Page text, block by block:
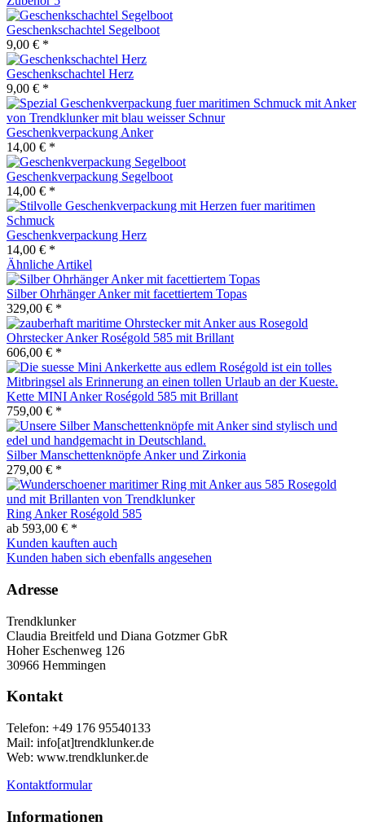
Geschenkschachtel Segelboot
9,00 € *
Geschenkschachtel Herz
9,00 € *
Geschenkverpackung Anker
14,00 € *
Geschenkverpackung Segelboot
14,00 € *
Geschenkverpackung Herz
14,00 € *
Ähnliche Artikel
Silber Ohrhänger Anker mit facettiertem Topas
329,00 € *
Ohrstecker Anker Roségold 585 mit Brillant
606,00 € *
Kette MINI Anker Roségold 585 mit Brillant
759,00 € *
Silber Manschettenknöpfe Anker und Zirkonia
279,00 € *
Ring Anker Roségold 585
ab 593,00 € *
Kunden kauften auch
Kunden haben sich ebenfalls angesehen
Adresse
Trendklunker
Claudia Breitfeld und Diana Gotzmer GbR
Hoher Eschenweg 126
30966 Hemmingen
Kontakt
Telefon: +49 176 95540133
Mail: info[at]trendklunker.de
Web: www.trendklunker.de
Kontaktformular
Informationen